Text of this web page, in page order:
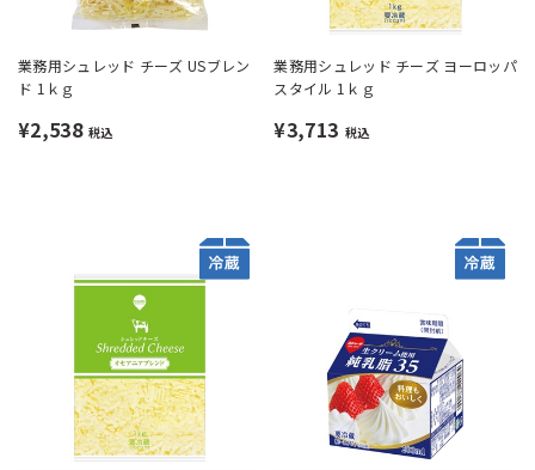
業務用シュレッド チーズ USブレン
ド 1ｋｇ
¥2,538 税込
業務用シュレッド チーズ ヨーロッパ
スタイル 1ｋｇ
¥3,713 税込